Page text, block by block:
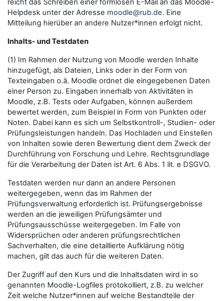
reicht das Schreiben einer formlosen E-Mail an das Moodle-
Helpdesk unter der Adresse moodle@rub.de. Eine
Mitteilung hierüber an andere Nutzer*innen erfolgt nicht.
Inhalts- und Testdaten
(1) Im Rahmen der Nutzung von Moodle werden Inhalte
hinzugefügt, als Dateien, Links oder in der Form von
Texteingaben o.ä. Moodle ordnet die eingegebenen Daten
einer Person zu. Eingaben innerhalb von Aktivitäten in
Moodle, z.B. Tests oder Aufgaben, können außerdem
bewertet werden, zum Beispiel in Form von Punkten oder
Noten. Dabei kann es sich um Selbstkontroll-, Studien- oder
Prüfungsleistungen handeln. Das Hochladen und Einstellen
von Inhalten sowie deren Bewertung dient dem Zweck der
Durchführung von Forschung und Lehre. Rechtsgrundlage
für die Verarbeitung der Daten ist Art. 6 Abs. 1 lit. e DSGVO.
Testdaten werden nur dann an andere Personen
weitergegeben, wenn das im Rahmen der
Prüfungsverwaltung erforderlich ist. Prüfungsergebnisse
werden an die jeweiligen Prüfungsämter und
Prüfungsausschüsse weitergegeben. Im Falle von
Widersprüchen oder anderen prüfungsrechtlichen
Sachverhalten, die eine detaillierte Aufklärung nötig
machen, gilt das auch für die weiteren Daten.
Der Zugriff auf den Kurs und die Inhaltsdaten wird in so
genannten Moodle-Logfiles protokolliert, z.B. zu welcher
Zeit welche Nutzer*innen auf welche Bestandteile der